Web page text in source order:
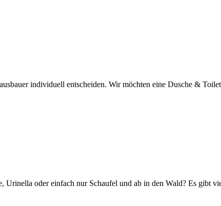
individuell entscheiden. Wir möchten eine Dusche &
oder einfach nur Schaufel und ab in den Wald? Es gibt